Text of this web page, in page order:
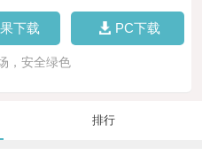
下载 PC下载
，安全绿色
排行